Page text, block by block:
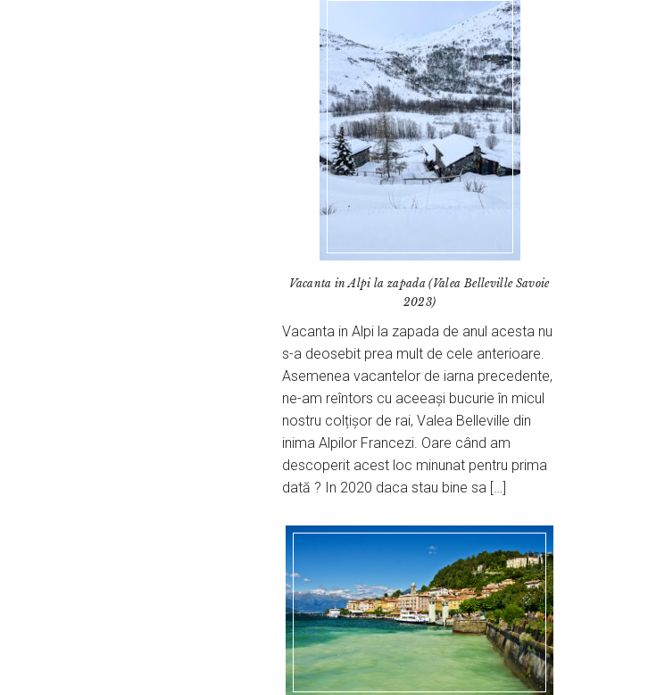
Vacanta in Alpi la zapada (Valea Belleville Savoie
2023)
Vacanta in Alpi la zapada de anul acesta nu
s-a deosebit prea mult de cele anterioare.
Asemenea vacantelor de iarna precedente,
ne-am reîntors cu aceeași bucurie în micul
nostru colțișor de rai, Valea Belleville din
inima Alpilor Francezi. Oare când am
descoperit acest loc minunat pentru prima
dată ? In 2020 daca stau bine sa […]